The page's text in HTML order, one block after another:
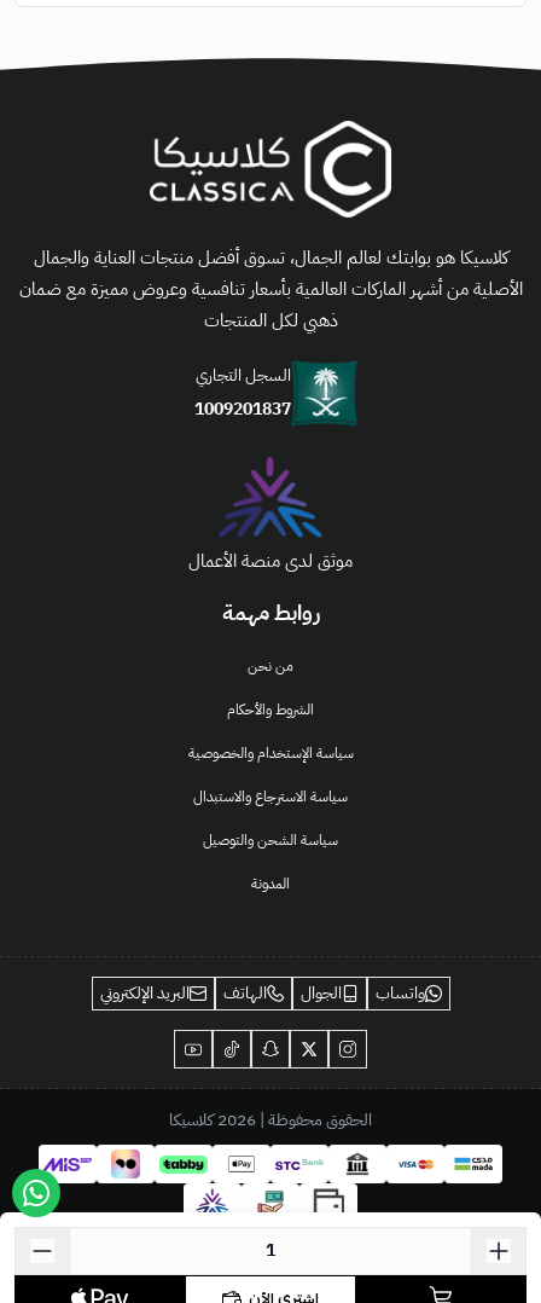
روابط مهمة
من نحن
الشروط والأحكام
سياسة الإستخدام والخصوصية
سياسة الاسترجاع والاستبدال
سياسة الشحن والتوصيل
المدونة
كلاسيكا هو بوابتك لعالم الجمال، تسوق أفضل منتجات العناية والجمال
الأصلية من أشهر الماركات العالمية بأسعار تنافسية وعروض مميزة مع ضمان
ذهبي لكل المنتجات
السجل التجاري
1009201837
موثق لدى منصة الأعمال
واتساب الجوال الهاتف البريد الإلكتروني
الحقوق محفوظة | 2026 كلاسيكا